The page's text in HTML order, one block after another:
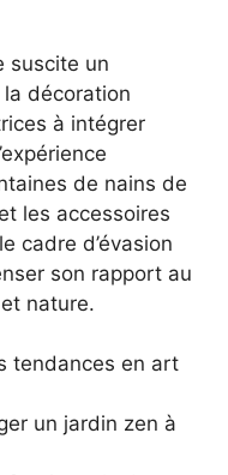
suscite un
décoration
à intégrer
de nains de
les accessoires
cadre d’évasion
son rapport au
nature.
tendances en art
un jardin zen à